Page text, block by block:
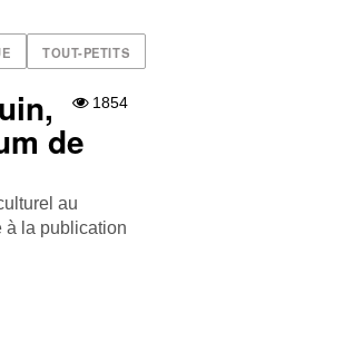
TOUT-PETITS
1854
de
au
à la publication